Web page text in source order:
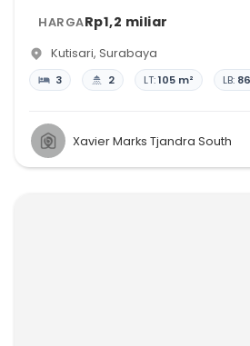
HARGARp1,2 miliar
Kutisari, Surabaya
3 2 LT:105 m² LB:
Xavier Marks Tjandra South